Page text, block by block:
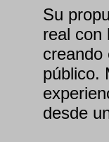
Su
real con
creando
público.
desde